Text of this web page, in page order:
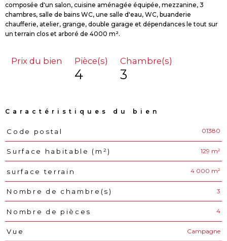
composée d'un salon, cuisine aménagée équipée, mezzanine, 3
chambres, salle de bains WC, une salle d'eau, WC, buanderie
chaufferie, atelier, grange, double garage et dépendances le tout sur
Prix du bien Pièce(s)
4
Chambre(s)
3
Caractéristiques du bien
Caractéristiques Valeurs
Code postal 01380
Surface habitable (m²) 129 m²
surface terrain 4 000 m²
Nombre de chambre(s) 3
Nombre de pièces 4
Vue Campagne